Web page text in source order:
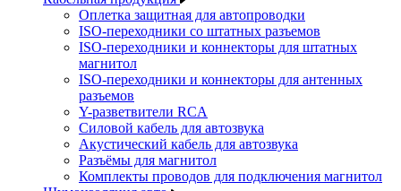
Оплетка защитная для автопроводки
ISO-переходники со штатных разъемов
ISO-переходники и коннекторы для штатных
магнитол
ISO-переходники и коннекторы для антенных
разъемов
Y-разветвители RCA
Силовой кабель для автозвука
Акустический кабель для автозвука
Разъёмы для магнитол
Комплекты проводов для подключения магнитол